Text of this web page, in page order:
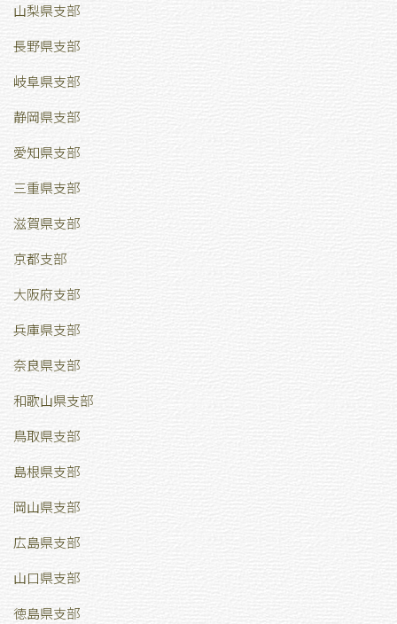
山梨県支部
長野県支部
岐阜県支部
静岡県支部
愛知県支部
三重県支部
滋賀県支部
京都支部
大阪府支部
兵庫県支部
奈良県支部
和歌山県支部
鳥取県支部
島根県支部
岡山県支部
広島県支部
山口県支部
徳島県支部